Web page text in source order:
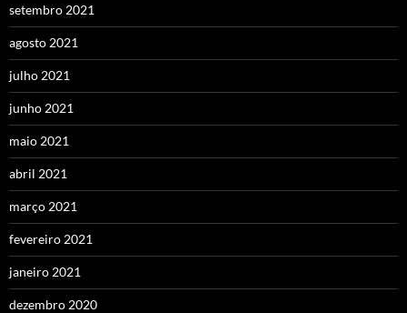
setembro 2021
agosto 2021
julho 2021
junho 2021
maio 2021
abril 2021
março 2021
fevereiro 2021
janeiro 2021
dezembro 2020